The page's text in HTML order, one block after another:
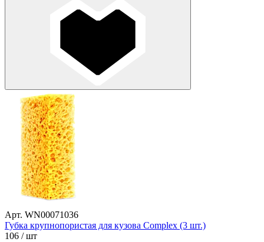
Арт. WN00071036
Губка крупнопористая для кузова Complex (3 шт.)
106 / шт